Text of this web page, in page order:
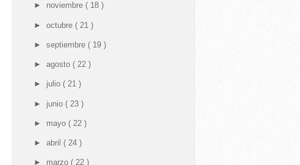
► noviembre ( 18 )
► octubre ( 21 )
► septiembre ( 19 )
► agosto ( 22 )
► julio ( 21 )
► junio ( 23 )
► mayo ( 22 )
► abril ( 24 )
► marzo ( 22 )